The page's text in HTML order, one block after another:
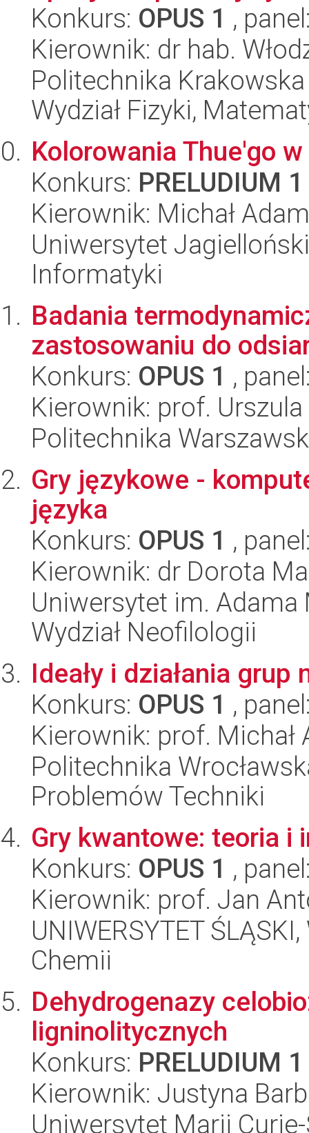
Konkurs: OPUS 1 ,
Kierownik: dr hab.
Politechnika
Wydział Fizyki,
Kolorowania Thue'go
Konkurs: PRELUDIUM 1
Kierownik: Michał
Uniwersytet
Informatyki
Badania
zastosowaniu do
Konkurs: OPUS 1 ,
Kierownik: prof.
Politechnika
Gry językowe -
języka
Konkurs: OPUS 1 ,
Kierownik: dr Dorota
Uniwersytet im.
Wydział Neofilologii
Ideały i działania
Konkurs: OPUS 1 ,
Kierownik: prof. Michał
Politechnika
Problemów Techniki
Gry kwantowe: teoria i
Konkurs: OPUS 1 ,
Kierownik: prof. Jan
UNIWERSYTET
Chemii
Dehydrogenazy
ligninolitycznych
Konkurs: PRELUDIUM 1
Kierownik: Justyna
Uniwersytet Marii